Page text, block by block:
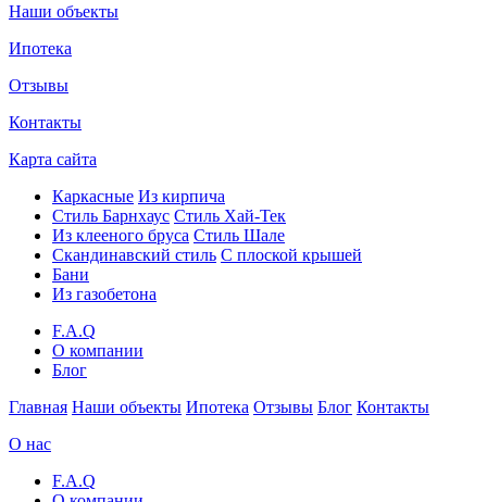
Наши объекты
Ипотека
Отзывы
Контакты
Карта сайта
Каркасные Из кирпича
Cтиль Барнхаус Стиль Хай-Тек
Из клееного бруса Стиль Шале
Скандинавский стиль С плоской крышей
Бани
Из газобетона
F.A.Q
О компании
Блог
Главная Наши объекты Ипотека Отзывы Блог Контакты
О нас
F.A.Q